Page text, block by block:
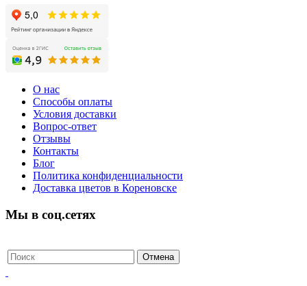
О нас
Способы оплаты
Условия доставки
Вопрос-ответ
Отзывы
Контакты
Блог
Политика конфиденциальности
Доставка цветов в Кореновске
Мы в соц.сетях